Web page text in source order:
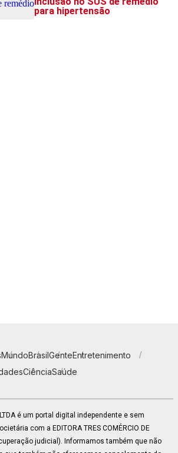
MundoBrasilGenteEntretenimento
CiênciaSaúde
LTDA é um portal digital independente e sem
com a EDITORA TRES COMÉRCIO DE
judicial). Informamos também que não